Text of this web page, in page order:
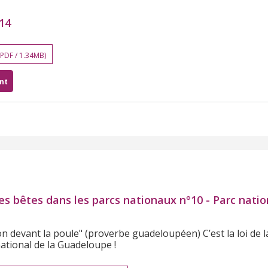
/ 1.34MB)
bêtes dans les parcs nationaux n°10 - Parc
devant la poule" (proverbe guadeloupéen) C’est la loi de
de la Guadeloupe !